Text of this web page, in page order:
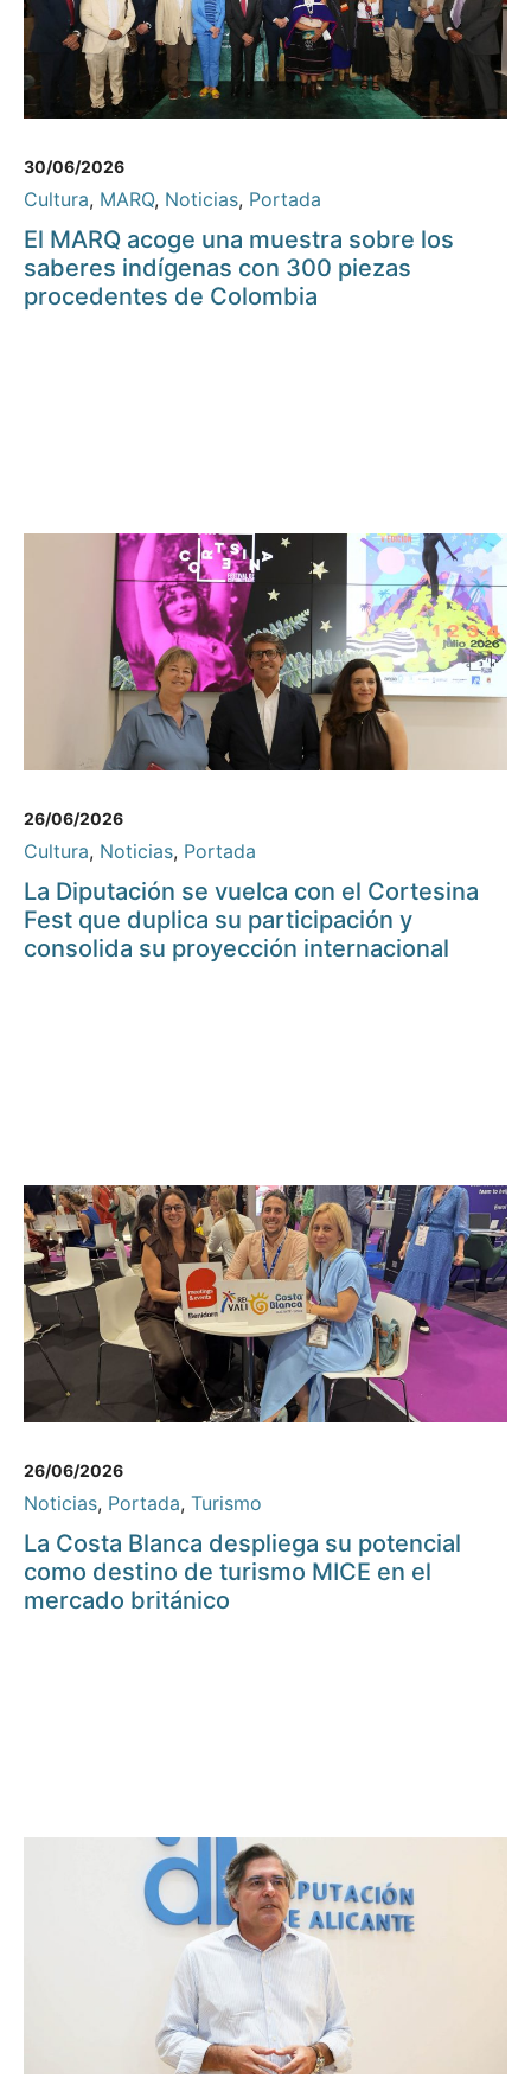
30/06/2026
Cultura, MARQ, Noticias, Portada
El MARQ acoge una muestra sobre los
saberes indígenas con 300 piezas
procedentes de Colombia
26/06/2026
Cultura, Noticias, Portada
La Diputación se vuelca con el Cortesina
Fest que duplica su participación y
consolida su proyección internacional
26/06/2026
Noticias, Portada, Turismo
La Costa Blanca despliega su potencial
como destino de turismo MICE en el
mercado británico